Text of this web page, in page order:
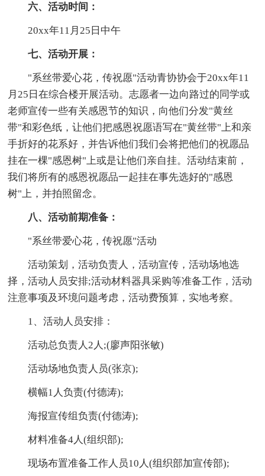
六、活动时间：
20xx年11月25日中午
七、活动开展：
"系丝带爱心花，传祝愿"活动青协协会于20xx年11
月25日在综合楼开展活动。志愿者一边向路过的同学或
老师宣传一些有关感恩节的知识，向他们分发"黄丝
带"和彩色纸，让他们把感恩祝愿语写在"黄丝带"上和亲
手折好的花系好，并告诉他们我们会将把他们的祝愿品
挂在一棵"感恩树"上或是让他们亲自挂。活动结束前，
我们将所有的感恩祝愿品一起挂在事先选好的"感恩
树"上，并拍照留念。
八、活动前期准备：
"系丝带爱心花，传祝愿"活动
活动策划，活动负责人，活动宣传，活动场地选
择，活动人员安排;活动材料器具采购等准备工作，活动
注意事项及环境问题考虑，活动费预算，实地考察。
1、活动人员安排：
活动总负责人2人;(廖声阳张敏)
活动场地负责人员(张京);
横幅1人负责(付德涛);
海报宣传组负责(付德涛);
材料准备4人(组织部);
现场布置准备工作人员10人(组织部加宣传部);